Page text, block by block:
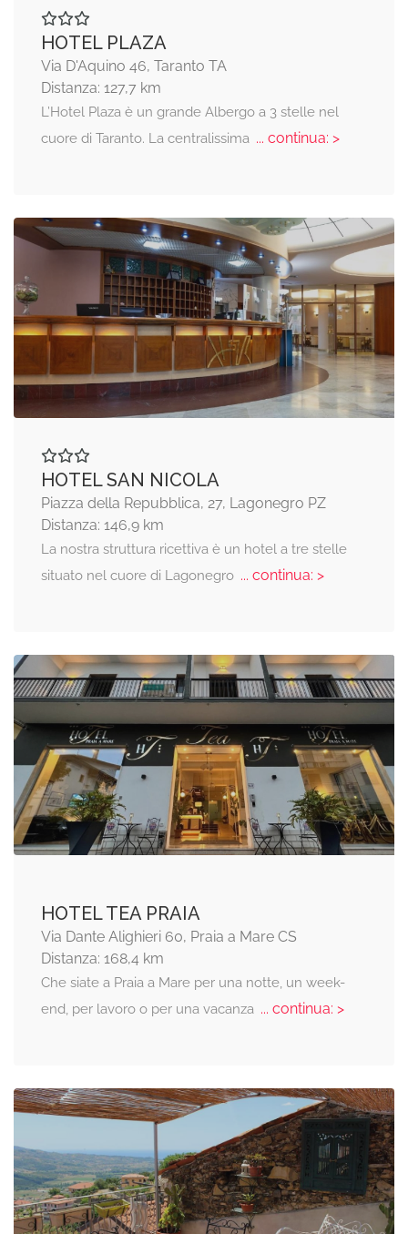
HOTEL PLAZA
Via D'Aquino 46, Taranto TA
Distanza: 127,7 km
L’Hotel Plaza è un grande Albergo a 3 stelle nel
cuore di Taranto. La centralissima... continua: >
HOTEL SAN NICOLA
Piazza della Repubblica, 27, Lagonegro PZ
Distanza: 146,9 km
La nostra struttura ricettiva è un hotel a tre stelle
situato nel cuore di Lagonegro... continua: >
HOTEL TEA PRAIA
Via Dante Alighieri 60, Praia a Mare CS
Distanza: 168,4 km
Che siate a Praia a Mare per una notte, un week-
end, per lavoro o per una vacanza... continua: >